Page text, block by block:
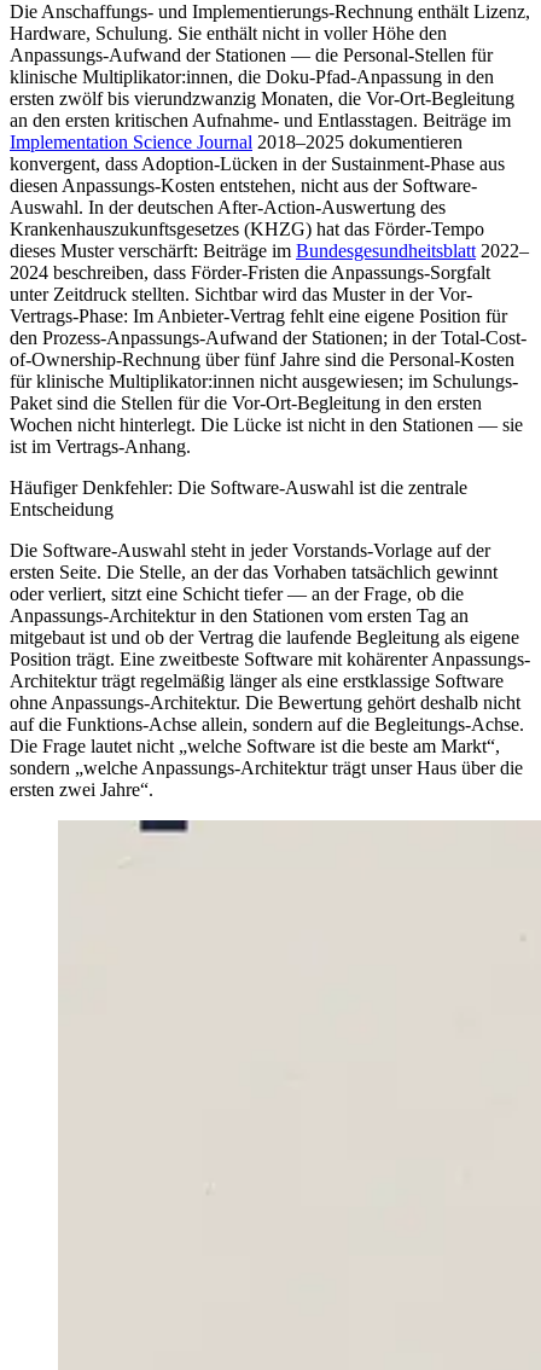
Die Anschaffungs- und Implementierungs-Rechnung enthält Lizenz,
Hardware, Schulung. Sie enthält nicht in voller Höhe den
Anpassungs-Aufwand der Stationen — die Personal-Stellen für
klinische Multiplikator:innen, die Doku-Pfad-Anpassung in den
ersten zwölf bis vierundzwanzig Monaten, die Vor-Ort-Begleitung
an den ersten kritischen Aufnahme- und Entlasstagen. Beiträge im
Implementation Science Journal 2018–2025 dokumentieren
konvergent, dass Adoption-Lücken in der Sustainment-Phase aus
diesen Anpassungs-Kosten entstehen, nicht aus der Software-
Auswahl. In der deutschen After-Action-Auswertung des
Krankenhauszukunftsgesetzes (KHZG) hat das Förder-Tempo
dieses Muster verschärft: Beiträge im Bundesgesundheitsblatt2022–
2024 beschreiben, dass Förder-Fristen die Anpassungs-Sorgfalt
unter Zeitdruck stellten. Sichtbar wird das Muster in der Vor-
Vertrags-Phase: Im Anbieter-Vertrag fehlt eine eigene Position für
den Prozess-Anpassungs-Aufwand der Stationen; in der Total-Cost-
of-Ownership-Rechnung über fünf Jahre sind die Personal-Kosten
für klinische Multiplikator:innen nicht ausgewiesen; im Schulungs-
Paket sind die Stellen für die Vor-Ort-Begleitung in den ersten
Wochen nicht hinterlegt. Die Lücke ist nicht in den Stationen — sie
ist im Vertrags-Anhang.
Häufiger Denkfehler: Die Software-Auswahl ist die zentrale
Entscheidung
Die Software-Auswahl steht in jeder Vorstands-Vorlage auf der
ersten Seite. Die Stelle, an der das Vorhaben tatsächlich gewinnt
oder verliert, sitzt eine Schicht tiefer — an der Frage, ob die
Anpassungs-Architektur in den Stationen vom ersten Tag an
mitgebaut ist und ob der Vertrag die laufende Begleitung als eigene
Position trägt. Eine zweitbeste Software mit kohärenter Anpassungs-
Architektur trägt regelmäßig länger als eine erstklassige Software
ohne Anpassungs-Architektur. Die Bewertung gehört deshalb nicht
auf die Funktions-Achse allein, sondern auf die Begleitungs-Achse.
Die Frage lautet nicht „welche Software ist die beste am Markt“,
sondern „welche Anpassungs-Architektur trägt unser Haus über die
ersten zwei Jahre“.